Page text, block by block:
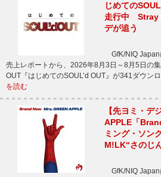
じめての
走行中 Stray
デが追う
GfK/NIQ Japan
売上レポートから、2026年8月3日～8月5日の
OUT『はじめてのSOUL’d OUT』が341ダウン
を読む
【先ヨミ・デ
APPLE「
ミング・ソン
M!LK“さのじ
GfK/NIQ Japan